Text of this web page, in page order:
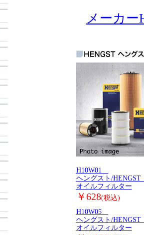
メーカー
H10W01
ヘングスト/
オイルフィルター
￥628(税込)
H10W05
ヘングスト/
オイルフィルター